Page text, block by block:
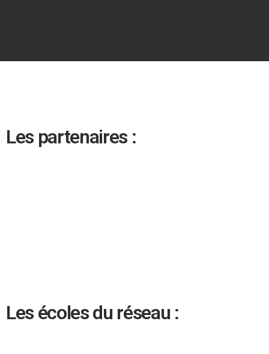
Les partenaires :
Les écoles du réseau :